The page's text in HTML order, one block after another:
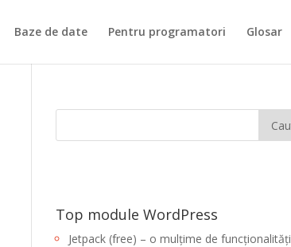
Baze de date Pentru programatori Glosar
Top module WordPress
Jetpack (free) – o mulțime de funcționalități